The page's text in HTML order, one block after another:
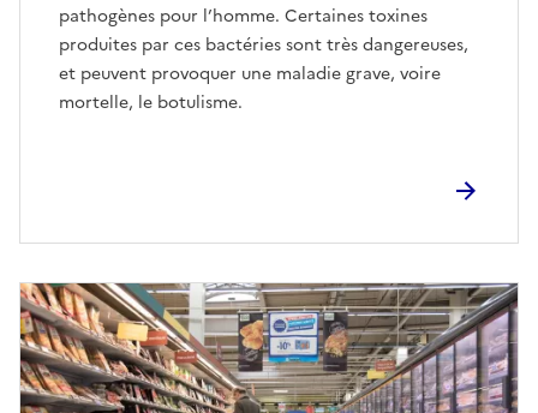
pathogènes pour l’homme. Certaines toxines
produites par ces bactéries sont très dangereuses,
et peuvent provoquer une maladie grave, voire
mortelle, le botulisme.